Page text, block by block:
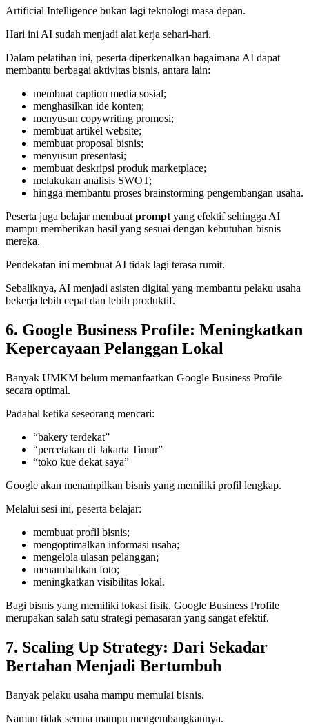
Artificial Intelligence bukan lagi teknologi masa depan.
Hari ini AI sudah menjadi alat kerja sehari-hari.
Dalam pelatihan ini, peserta diperkenalkan bagaimana AI dapat
membantu berbagai aktivitas bisnis, antara lain:
membuat caption media sosial;
menghasilkan ide konten;
menyusun copywriting promosi;
membuat artikel website;
membuat proposal bisnis;
menyusun presentasi;
membuat deskripsi produk marketplace;
melakukan analisis SWOT;
hingga membantu proses brainstorming pengembangan usaha.
Peserta juga belajar membuat prompt yang efektif sehingga AI
mampu memberikan hasil yang sesuai dengan kebutuhan bisnis
mereka.
Pendekatan ini membuat AI tidak lagi terasa rumit.
Sebaliknya, AI menjadi asisten digital yang membantu pelaku usaha
bekerja lebih cepat dan lebih produktif.
6. Google Business Profile: Meningkatkan
Kepercayaan Pelanggan Lokal
Banyak UMKM belum memanfaatkan Google Business Profile
secara optimal.
Padahal ketika seseorang mencari:
“bakery terdekat”
“percetakan di Jakarta Timur”
“toko kue dekat saya”
Google akan menampilkan bisnis yang memiliki profil lengkap.
Melalui sesi ini, peserta belajar:
membuat profil bisnis;
mengoptimalkan informasi usaha;
mengelola ulasan pelanggan;
menambahkan foto;
meningkatkan visibilitas lokal.
Bagi bisnis yang memiliki lokasi fisik, Google Business Profile
merupakan salah satu strategi pemasaran yang sangat efektif.
7. Scaling Up Strategy: Dari Sekadar
Bertahan Menjadi Bertumbuh
Banyak pelaku usaha mampu memulai bisnis.
Namun tidak semua mampu mengembangkannya.